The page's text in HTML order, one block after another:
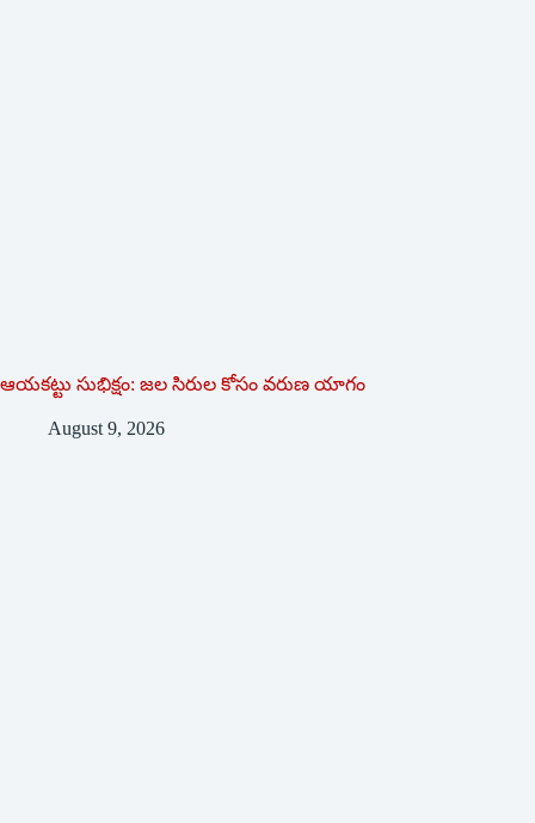
ఆయకట్టు సుభిక్షం: జల సిరుల కోసం వరుణ యాగం
August 9, 2026